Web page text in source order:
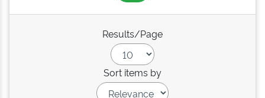
Results/Page
Sort items by